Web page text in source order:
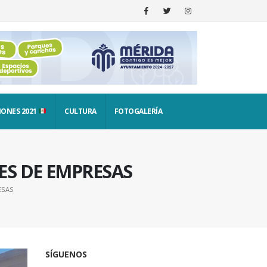
2021 CULTURA FOTOGALERÍA
DE EMPRESAS
SÍGUENOS